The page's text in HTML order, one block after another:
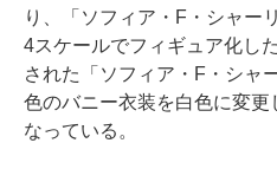
り、「ソフィア・F・シャー
4スケールでフィギュア化し
された「ソフィア・F・シャ
色のバニー衣装を白色に変更
なっている。